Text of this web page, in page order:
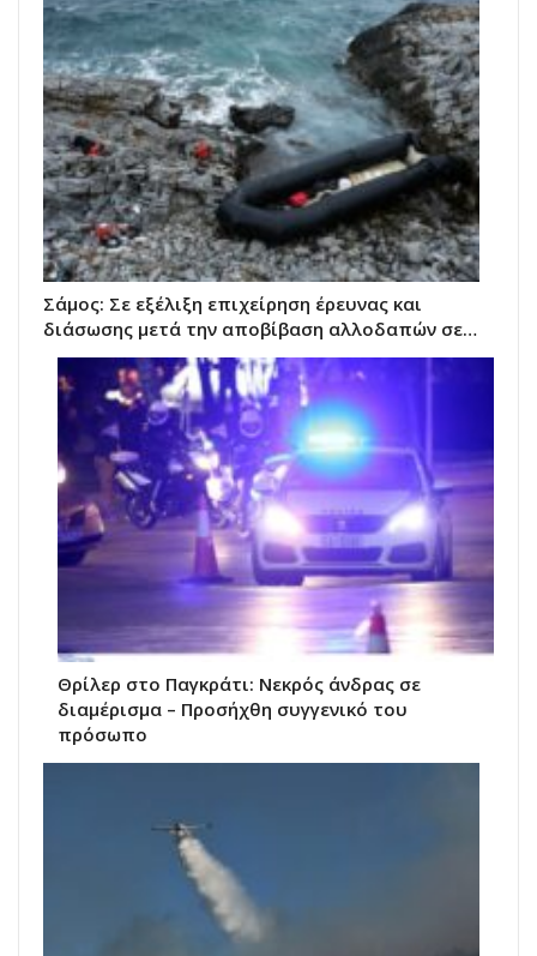
Σάμος: Σε εξέλιξη επιχείρηση έρευνας και
διάσωσης μετά την αποβίβαση αλλοδαπών σε…
Θρίλερ στο Παγκράτι: Νεκρός άνδρας σε
διαμέρισμα – Προσήχθη συγγενικό του
πρόσωπο